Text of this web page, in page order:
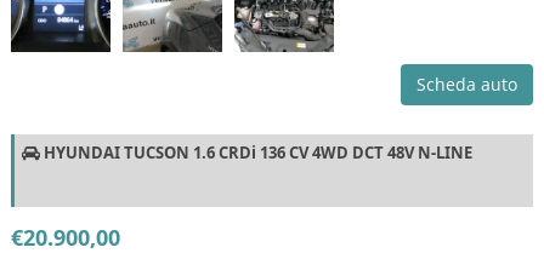
Scheda auto
HYUNDAI TUCSON 1.6 CRDi 136 CV 4WD DCT 48V N-LINE
€20.900,00